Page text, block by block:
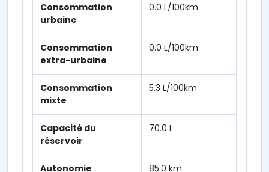
Consommation
urbaine
0.0 L/100km
Consommation
extra-urbaine
0.0 L/100km
Consommation
mixte
5.3 L/100km
Capacité du
réservoir
70.0 L
Autonomie
85.0 km